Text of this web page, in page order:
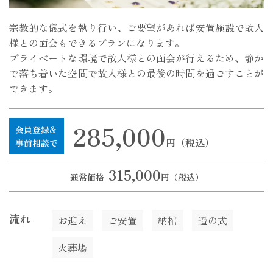
宗教的な儀式を執り行い、ご要望があれば安置施設で故人
様との面会もできるプランになります。
プライベートな環境で故人様との面会が行えるため、静か
で落ち着いた空間で故人様との最後の時間を過ごすことが
できます。
会員登録&
事前相談で
285,000円（税込）
通常価格315,000円（税込）
流れ お迎え ご安置 納棺
遥の式
火葬場